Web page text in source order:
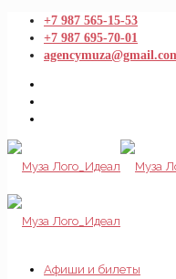
+7 987 565-15-53
+7 987 695-70-01
Афиши и билеты